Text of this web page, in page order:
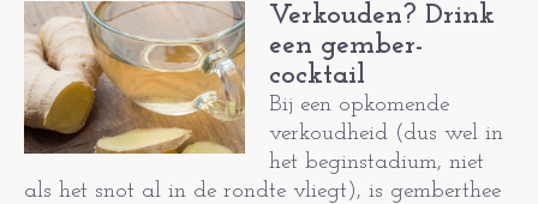
Verkouden? Drink
een gember-
cocktail
Bij een opkomende
verkoudheid (dus wel in
het beginstadium, niet
als het snot al in de rondte vliegt), is gemberthee